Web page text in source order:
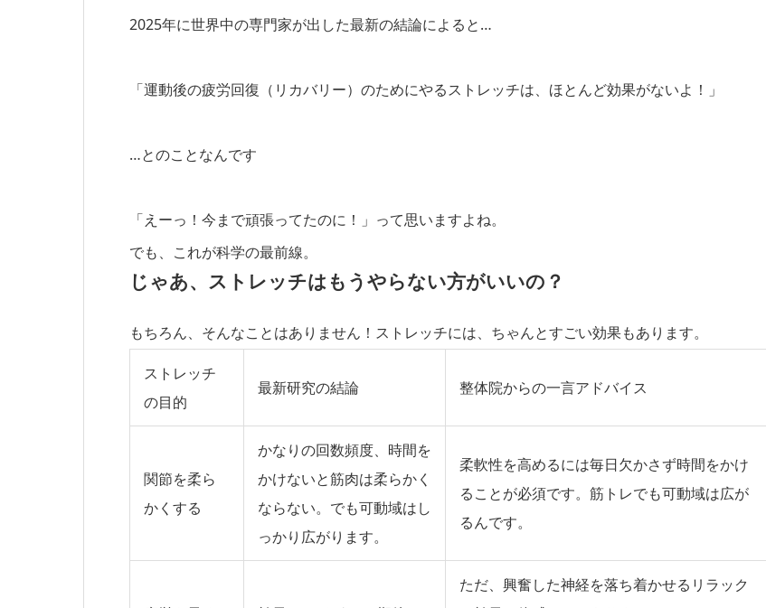
2025年に世界中の専門家が出した最新の結論によると…
「運動後の疲労回復（リカバリー）のためにやるストレッチは、ほとんど効果がないよ！」
…とのことなんです
「えーっ！今まで頑張ってたのに！」って思いますよね。
でも、これが科学の最前線。
じゃあ、ストレッチはもうやらない方がいいの？
もちろん、そんなことはありません！ストレッチには、ちゃんとすごい効果もあります。
ストレッチ
の目的
最新研究の結論 整体院からの一言アドバイス
関節を柔ら
かくする
かなりの回数頻度、時間を
かけないと筋肉は柔らかく
ならない。でも可動域はし
っかり広がります。
柔軟性を高めるには毎日欠かさず時間をかけ
ることが必須です。 筋トレでも可動域は広が
るんです。
ただ、興奮した神経を落ち着かせるリラック